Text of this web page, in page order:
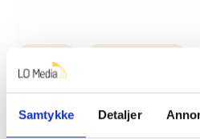
Samtykke Detaljer
Nyheter
Kjersti Stenseng